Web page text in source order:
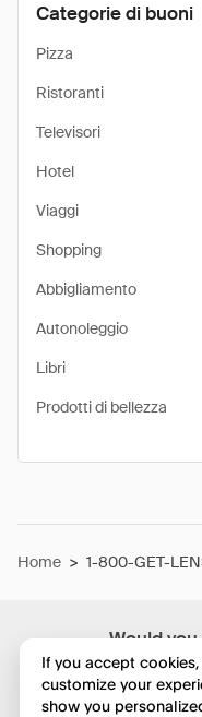
Would
Categorie di buoni
Pizza
Ristoranti
Televisori
Hotel
Viaggi
Shopping
Abbigliamento
Autonoleggio
Libri
Prodotti di bellezza
Home > 1-800-GET-
If you accept
customize your
show you